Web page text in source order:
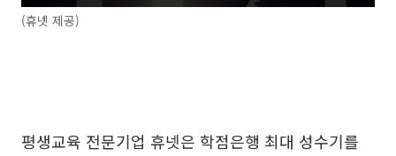
(휴넷 제공)
평생교육 전문기업 휴넷은 학점은행 최대 성수기를